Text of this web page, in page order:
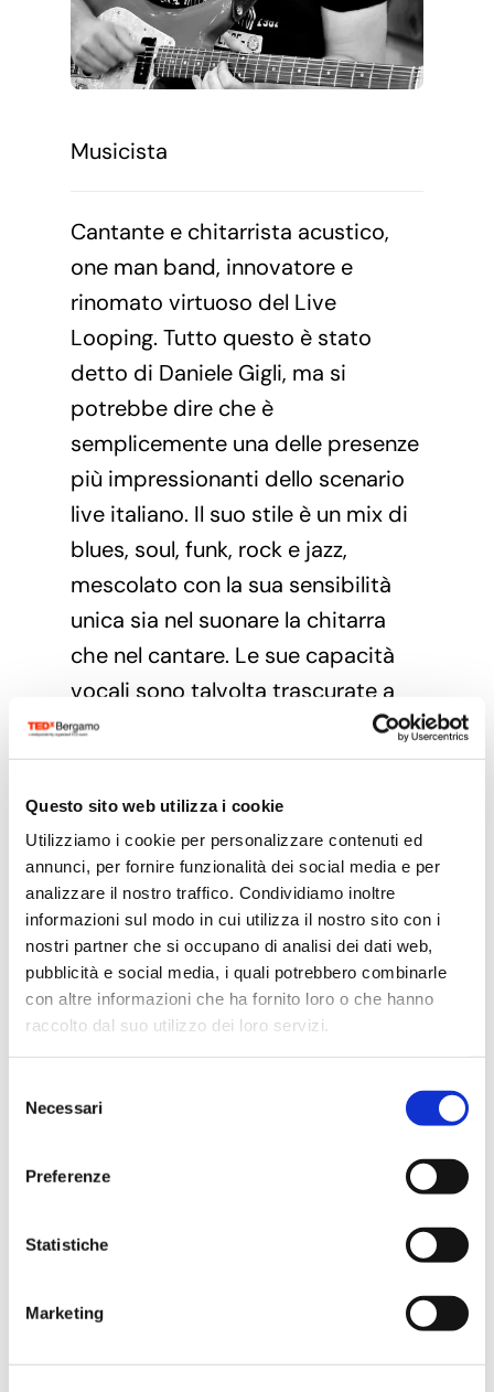
Questo sito web utilizza i cookie
Utilizziamo i cookie per personalizzare contenuti ed
annunci, per fornire funzionalità dei social media e per
analizzare il nostro traffico. Condividiamo inoltre
informazioni sul modo in cui utilizza il nostro sito con i
nostri partner che si occupano di analisi dei dati web,
pubblicità e social media, i quali potrebbero combinarle
con altre informazioni che ha fornito loro o che hanno
raccolto dal suo utilizzo dei loro servizi.
delNecessari
Preferenze
Statistiche
Marketing
Musicista
Cantante e chitarrista acustico,
one man band, innovatore e
rinomato virtuoso del Live
Looping. Tutto questo è stato
detto di Daniele Gigli, ma si
potrebbe dire che è
semplicemente una delle presenze
più impressionanti dello scenario
live italiano. Il suo stile è un mix di
blues, soul, funk, rock e jazz,
mescolato con la sua sensibilità
unica sia nel suonare la chitarra
che nel cantare. Le sue capacità
vocali sono talvolta trascurate a
causa della sua straordinaria
tecnica chitarristica. L’elenco
completo delle sue esibizioni dal
vivo è impossibile da elencare. Nel
corso della sua carriera ha
condiviso il palco con Africa
United nel 2011, Bob Brozman nel
2012, Modena City Ramblers nel
2013, Greg Izor nel 2016, Fabio